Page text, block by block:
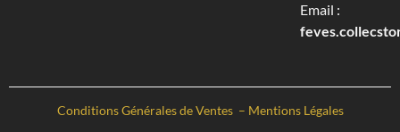
Email :
Conditions Générales de Ventes – Mentions Légales